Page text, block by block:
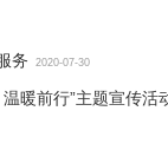
务 2020-07-30
暖前行”主题宣传活